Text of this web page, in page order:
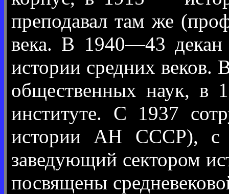
преподавал там же
века. В 1940—43 декан
истории средних
общественных наук,
институте. С 1937
истории АН СССР), с
заведующий сектором
посвящены